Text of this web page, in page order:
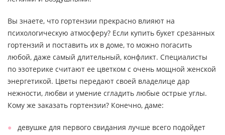
Вы знаете, что гортензии прекрасно влияют на
психологическую атмосферу? Если купить букет срезанных
гортензий и поставить их в доме, то можно погасить
любой, даже самый длительный, конфликт. Специалисты
по эзотерике считают ее цветком с очень мощной женской
энергетикой. Цветы передают своей владелице дар
нежности, любви и умение сгладить любые острые углы.
Кому же заказать гортензии? Конечно, даме:
девушке для первого свидания лучше всего подойдет